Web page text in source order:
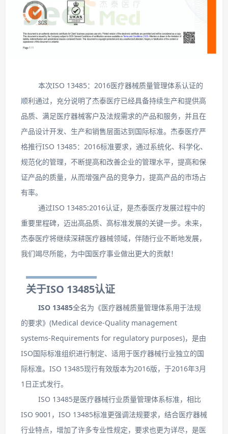
本次ISO 13485：2016医疗器械质量管理体系认证的
顺利通过，充分说明了杰泰医疗已经具备持续生产和提供高
品质、满足医疗器械客户及法规需求的产品和服务，并且在
产品设计开发、生产和销售层面达到国际标准。 杰泰医疗严
格推行ISO 13485：2016标准要求，通过系统化、科学化、
规范化的管理，不断提高和改善企业的管理水平，提高和保
证产品的质量，从而增强产品的竞争力，提高产品的市场占
有率。
通过ISO 13485:2016认证，是杰泰医疗发展过程中的
重要里程碑，迈出高品质、高标准发展的关键一步。未来，
杰泰医疗将继续深耕医疗器械领域，伴随行业不断地发展，
我们竭尽所能，为中国医疗事业做出更大的贡献！
关于ISO 13485认证
ISO 13485全名为《医疗器械质量管理体系用于法规
的要求》(Medical device-Quality management
systems-Requirements for regulatory purposes)，是由
ISO国际标准组织进行制定、适用于医疗器械行业独立的国
际标准。ISO 13485现行有效版本为2016版，于2016年3月
1日正式发行。
ISO 13485是医疗器械行业质量管理体系标准，相比
ISO 9001，ISO 13485标准更强调法规要求，结合医疗器械
行业特点，增加了许多专业性规定，要求也更为详尽，是医